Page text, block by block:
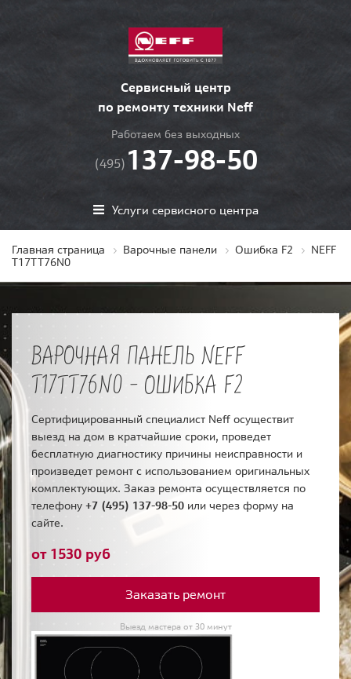
Сервисный центр
по ремонту техники Neff
Работаем без выходных
(495) 137-98-50
Услуги сервисного центра
Главная страница Варочные панели Ошибка F2
NEFF
T17TT76N0
ВАРОЧНАЯ ПАНЕЛЬ NEFF
T17TT76N0 - ОШИБКА F2
Сертифицированный специалист Neff осуществит
выезд на дом в кратчайшие сроки, проведет
бесплатную диагностику причины неисправности и
произведет ремонт с использованием оригинальных
комплектующих. Заказ ремонта осуществляется по
телефону +7 (495) 137-98-50 или через форму на
сайте.
от 1530 руб
Заказать ремонт
Выезд мастера от 30 минут